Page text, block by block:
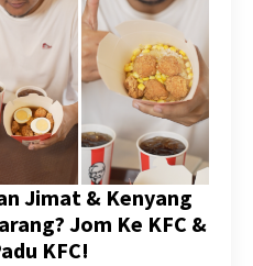
Jimat & Kenyang
Jom Ke KFC &
KFC!